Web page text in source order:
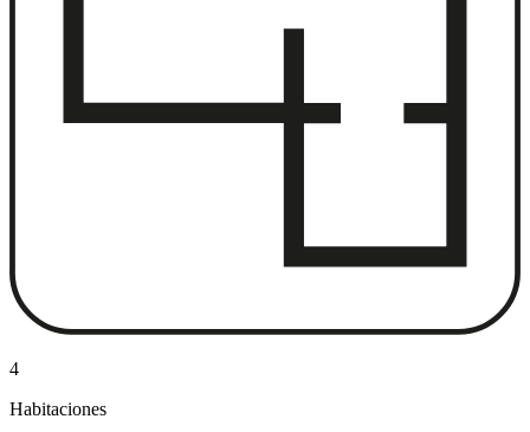
4
Habitaciones